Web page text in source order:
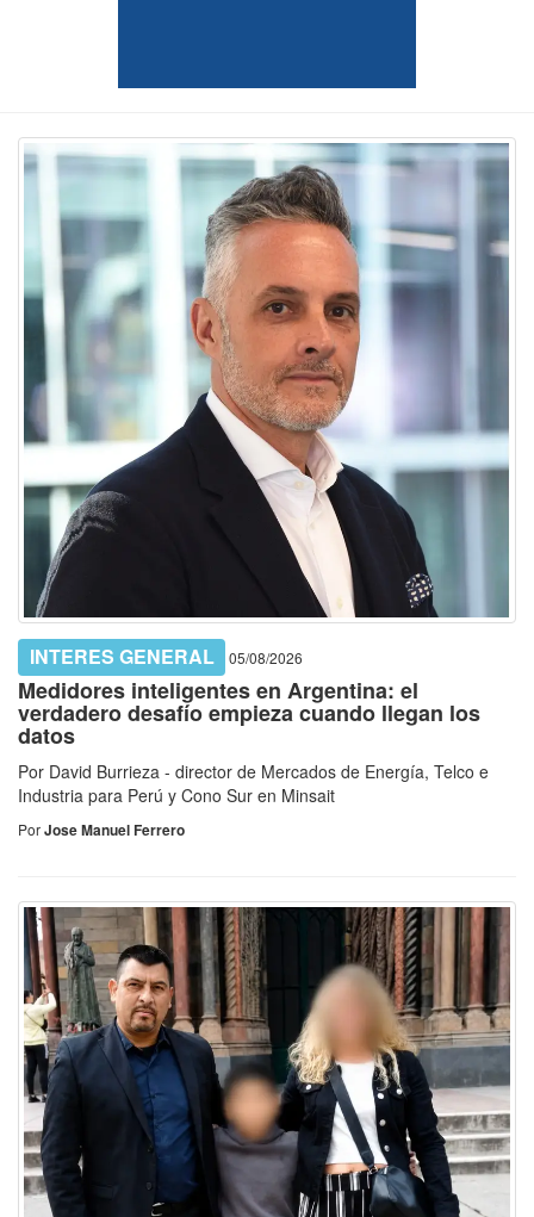
INTERES GENERAL 05/08/2026
Medidores inteligentes en Argentina: el
verdadero desafío empieza cuando llegan los
datos
Por David Burrieza - director de Mercados de Energía, Telco e
Industria para Perú y Cono Sur en Minsait
PorJose Manuel Ferrero